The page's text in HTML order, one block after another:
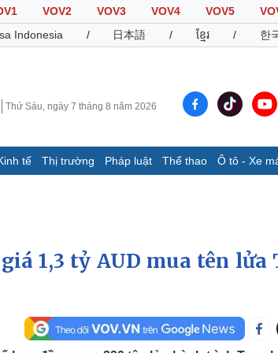
VOV2 VOV3 VOV4 VOV5
Indonesia / 日本語 / ខ្មែរ / 한
Thứ Sáu, ngày 7 tháng 8 năm 2026
tế Thị trường Pháp luật Thể thao Ô tô - Xe
E-Magazine
Infographic
Thể thao
Ô tô - Xe máy
1,3 tỷ AUD mua tên lửa